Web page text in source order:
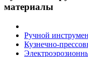
материалы
Ручной
Кузнечно-